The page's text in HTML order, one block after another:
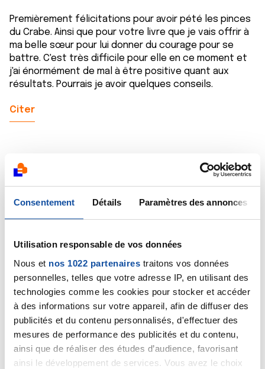
Consentement Détails Paramètres des annonces
Utilisation responsable de vos données
Nous et nos 1022 partenaires traitons vos données
personnelles, telles que votre adresse IP, en utilisant des
technologies comme les cookies pour stocker et accéder
à des informations sur votre appareil, afin de diffuser des
publicités et du contenu personnalisés, d'effectuer des
mesures de performance des publicités et du contenu,
ainsi que de réaliser des études d’audience, favorisant
ainsi le développement de services. Vous avez le choix
Premièrement félicitations pour avoir pété les pinces
du Crabe. Ainsi que pour votre livre que je vais offrir à
ma belle sœur pour lui donner du courage pour se
battre. C'est très difficile pour elle en ce moment et
j'ai énormément de mal à être positive quant aux
résultats. Pourrais je avoir quelques conseils.
Citer
25/03/2025 - 18:13
Bonjour Vero@vero
Avec mon humble expérience, si je peux aider
avec plaisir, et merci de participer a mon projet.
Citer